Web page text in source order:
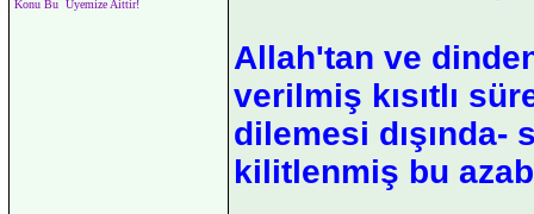
Konu Bu Üyemize Aittir!
Allah'tan ve
verilmiş kısıtlı
dilemesi dışında-
kilitlenmiş bu